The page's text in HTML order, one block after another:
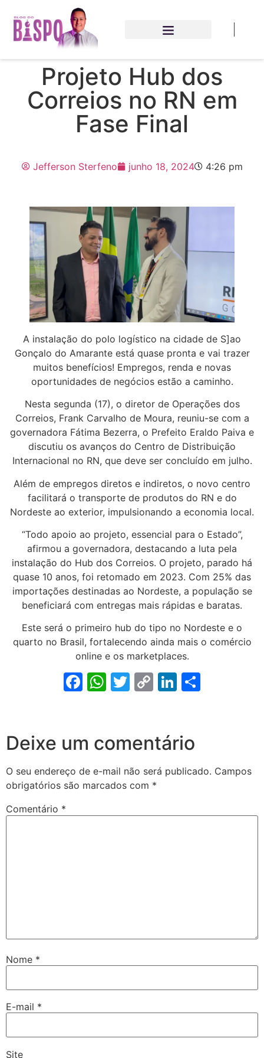
Projeto Hub dos
Correios no RN em
Fase Final
Jefferson Sterfeno junho 18, 2024 4:26 pm
A instalação do polo logístico na cidade de S]ao
Gonçalo do Amarante está quase pronta e vai trazer
muitos benefícios! Empregos, renda e novas
oportunidades de negócios estão a caminho.
Nesta segunda (17), o diretor de Operações dos
Correios, Frank Carvalho de Moura, reuniu-se com a
governadora Fátima Bezerra, o Prefeito Eraldo Paiva e
discutiu os avanços do Centro de Distribuição
Internacional no RN, que deve ser concluído em julho.
Além de empregos diretos e indiretos, o novo centro
facilitará o transporte de produtos do RN e do
Nordeste ao exterior, impulsionando a economia local.
“Todo apoio ao projeto, essencial para o Estado”,
afirmou a governadora, destacando a luta pela
instalação do Hub dos Correios. O projeto, parado há
quase 10 anos, foi retomado em 2023. Com 25% das
importações destinadas ao Nordeste, a população se
beneficiará com entregas mais rápidas e baratas.
Este será o primeiro hub do tipo no Nordeste e o
quarto no Brasil, fortalecendo ainda mais o comércio
online e os marketplaces.
Facebook
WhatsApp
Twitter
CopyLinkedIn
Deixe um comentário
O seu endereço de e-mail não será publicado. Campos
obrigatórios são marcados com *
Comentário *
Nome *
E-mail *
Site